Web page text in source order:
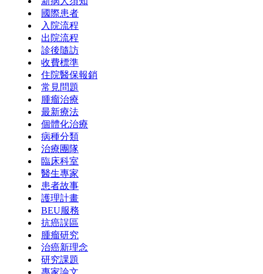
國際患者
入院流程
出院流程
診後隨訪
收費標準
住院醫保報銷
常見問題
腫瘤治療
最新療法
個體化治療
病種分類
治療團隊
臨床科室
醫生專家
患者故事
護理計畫
BEU服務
抗癌誤區
腫瘤研究
治癌新理念
研究課題
專家論文